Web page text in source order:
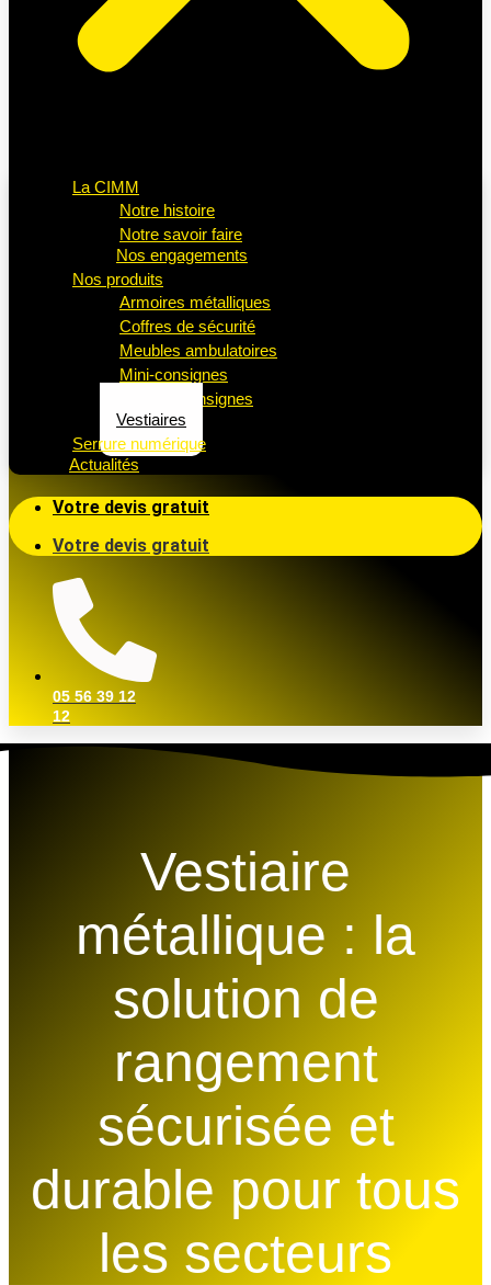
La CIMM
Notre histoire
Notre savoir faire
Nos engagements
Nos produits
Armoires métalliques
Coffres de sécurité
Meubles ambulatoires
Mini-consignes
Casiers consignes
Vestiaires
Serrure numérique
Actualités
Votre devis gratuit
Votre devis gratuit
05 56 39 12
12
Vestiaire
métallique : la
solution de
rangement
sécurisée et
durable pour tous
les secteurs